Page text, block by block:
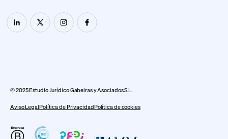
© 2025 Estudio Jurídico Gabeiras y Asociados S.L.
Aviso LegalPolítica de PrivacidadPolítica de cookies